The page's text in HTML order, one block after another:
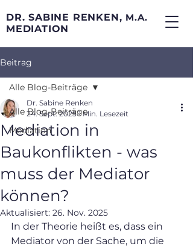
DR. SABINE RENKEN, M.A.
MEDIATION
Beitrag
Alle Blog-Beiträge
Mediation
Alle Blog-Beiträge
Mediation in
Baukonflikten - was
muss der Mediator
können?
Dr. Sabine Renken
24. Sept. 2025 1 Min. Lesezeit
Aktualisiert: 26. Nov. 2025
In der Theorie heißt es, dass ein
Mediator von der Sache, um die